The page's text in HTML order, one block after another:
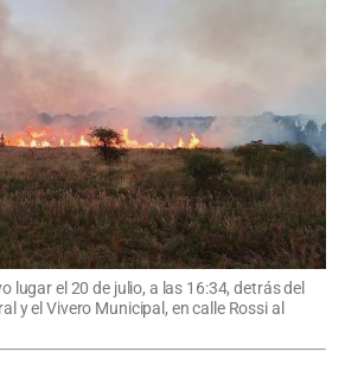
lugar el 20 de julio, a las 16:34, detrás del
y el Vivero Municipal, en calle Rossi al